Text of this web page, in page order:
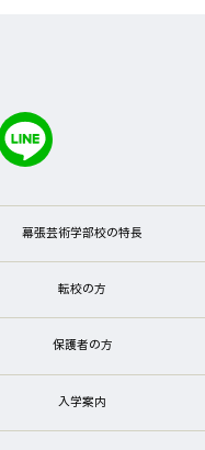
幕張芸術学部校の特長
転校の方
保護者の方
入学案内